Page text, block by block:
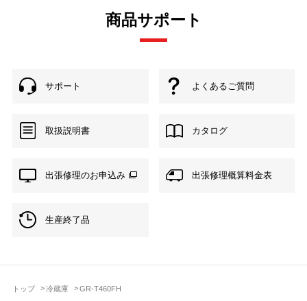
トップ 冷蔵庫 GR-T460FH
商品サポート
サポート よくあるご質問
取扱説明書 カタログ
出張修理のお申込み 出張修理概算料金表
生産終了品